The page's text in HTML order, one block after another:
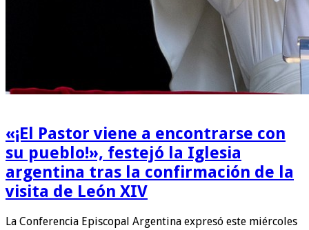
«¡El Pastor viene a encontrarse con
su pueblo!», festejó la Iglesia
argentina tras la confirmación de la
visita de León XIV
La Conferencia Episcopal Argentina expresó este miércoles